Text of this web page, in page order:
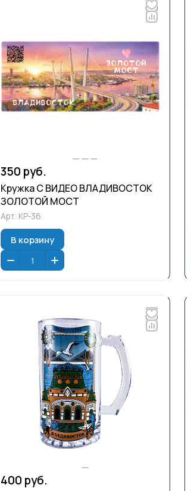
350 руб.
Кружка С ВИДЕО ВЛАДИВОСТОК
ЗОЛОТОЙ МОСТ
Арт. КР-36
В корзину
400 руб.